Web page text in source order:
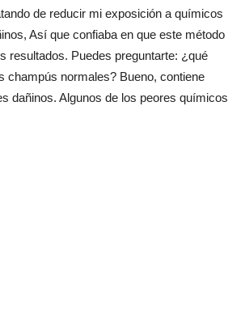
de reducir mi exposición a químicos
Así que confiaba en que este método
resultados. Puedes preguntarte: ¿qué
champús normales? Bueno, contiene
dañinos. Algunos de los peores químicos